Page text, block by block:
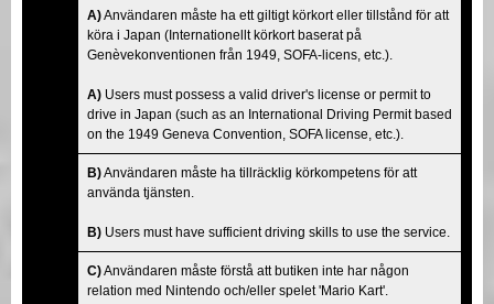
A)Användaren måste ha ett giltigt körkort eller tillstånd för att
köra i Japan (Internationellt körkort baserat på
Genèvekonventionen från 1949, SOFA-licens, etc.).
A) Users must possess a valid driver's license or permit to
drive in Japan (such as an International Driving Permit based
on the 1949 Geneva Convention, SOFA license, etc.).
B)Användaren måste ha tillräcklig körkompetens för att
använda tjänsten.
B) Users must have sufficient driving skills to use the service.
C)Användaren måste förstå att butiken inte har någon
relation med Nintendo och/eller spelet 'Mario Kart'.